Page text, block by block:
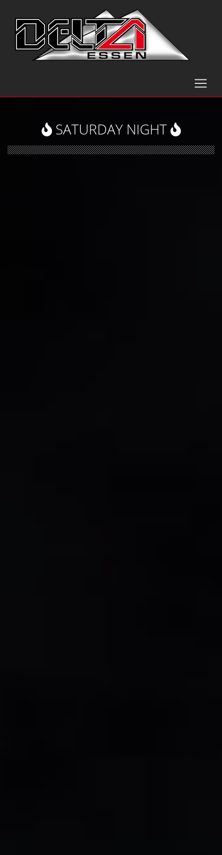
SATURDAY NIGHT